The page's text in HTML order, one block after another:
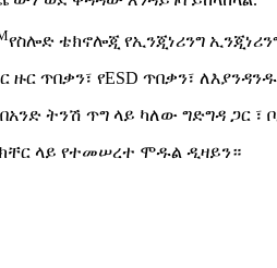
የስሎድ ቴክኖሎጂ የኢንጂነሪንግ
ዙር ጥበቃን፣ የESD ጥበቃን፣
ትንሽ ጥግ ላይ ካለው ግድግዳ ጋር ፣
ላይ የተመሠረተ ሞዱል ዲዛይን።